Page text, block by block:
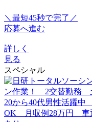
＼最短45秒で完了／
応募へ進む
詳しく
見る
スペシャル